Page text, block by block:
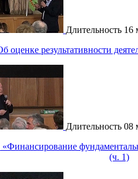
Длительность 16
результативности
Длительность 08
(ч. 1)